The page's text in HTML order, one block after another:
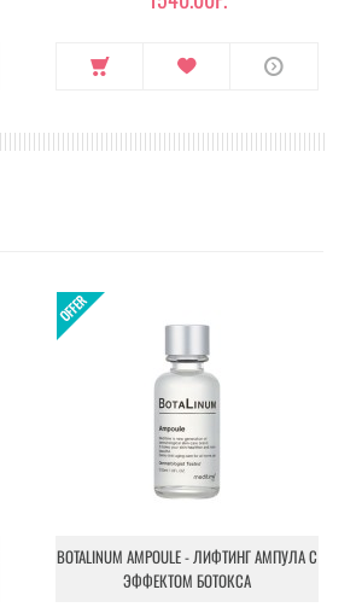
BOTALINUM AMPOULE - ЛИФТИНГ АМПУЛА С
ЭФФЕКТОМ БОТОКСА